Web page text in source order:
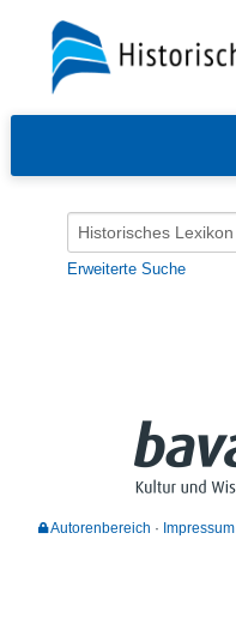
Erweiterte Suche
Autorenbereich Impressum